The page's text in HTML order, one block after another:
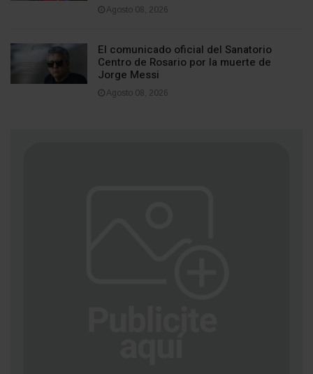
Agosto 08, 2026
El comunicado oficial del Sanatorio
Centro de Rosario por la muerte de
Jorge Messi
Agosto 08, 2026